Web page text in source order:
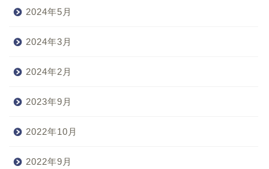
2024年5月
2024年3月
2024年2月
2023年9月
2022年10月
2022年9月